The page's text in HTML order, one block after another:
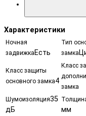
Характеристики
Ночная
задвижка Есть
Тип
замка
Класс защиты
основного замка4
Класс
замка
Шумоизоляция35
дБ
мм